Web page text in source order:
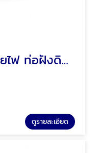
ท่อ HDPE ท่อร้อยสายไฟ ท่อฝังดิน พัทยา ชลบุรี
ดูรายละเอียด